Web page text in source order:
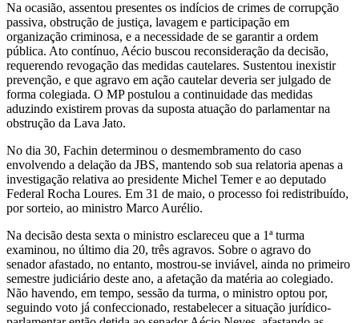
Na ocasião, assentou presentes os indícios de crimes de corrupção
passiva, obstrução de justiça, lavagem e participação em
organização criminosa, e a necessidade de se garantir a ordem
pública. Ato contínuo, Aécio buscou reconsideração da decisão,
requerendo revogação das medidas cautelares. Sustentou inexistir
prevenção, e que agravo em ação cautelar deveria ser julgado de
forma colegiada. O MP postulou a continuidade das medidas
aduzindo existirem provas da suposta atuação do parlamentar na
obstrução da Lava Jato.
No dia 30, Fachin determinou o desmembramento do caso
envolvendo a delação da JBS, mantendo sob sua relatoria apenas a
investigação relativa ao presidente Michel Temer e ao deputado
Federal Rocha Loures. Em 31 de maio, o processo foi redistribuído,
por sorteio, ao ministro Marco Aurélio.
Na decisão desta sexta o ministro esclareceu que a 1ª turma
examinou, no último dia 20, três agravos. Sobre o agravo do
senador afastado, no entanto, mostrou-se inviável, ainda no primeiro
semestre judiciário deste ano, a afetação da matéria ao colegiado.
Não havendo, em tempo, sessão da turma, o ministro optou por,
seguindo voto já confeccionado, restabelecer a situação jurídico-